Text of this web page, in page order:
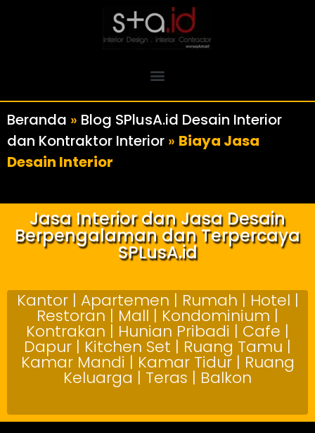
Beranda » Blog SPlusA.id Desain Interior
dan Kontraktor Interior » Biaya Jasa
Desain Interior
Jasa Interior dan Jasa Desain
Berpengalaman dan Terpercaya
SPLusA.id
Kantor | Apartemen | Rumah | Hotel |
Restoran | Mall | Kondominium |
Kontrakan | Hunian Pribadi | Cafe |
Dapur | Kitchen Set | Ruang Tamu |
Kamar Mandi | Kamar Tidur | Ruang
Keluarga | Teras | Balkon